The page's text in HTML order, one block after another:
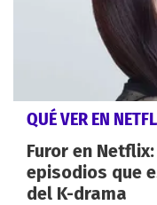
QUÉ VER EN
Furor en
episodios que
del K-drama